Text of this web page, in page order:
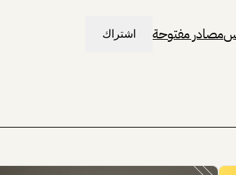
مصادر مفتوحة اشتراك